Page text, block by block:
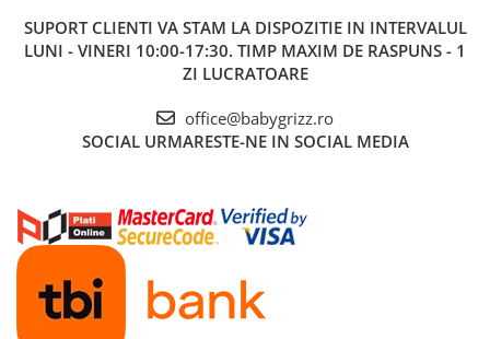
SUPORT CLIENTI VA STAM LA DISPOZITIE IN INTERVALUL
LUNI - VINERI 10:00-17:30. TIMP MAXIM DE RASPUNS - 1
ZI LUCRATOARE
office@babygrizz.ro
SOCIAL URMARESTE-NE IN SOCIAL MEDIA